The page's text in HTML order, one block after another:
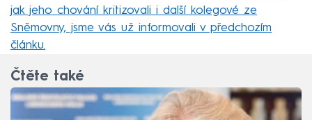
jak jeho chování kritizovali i další kolegové ze
Sněmovny, jsme vás už informovali v předchozím
článku.
Čtěte také